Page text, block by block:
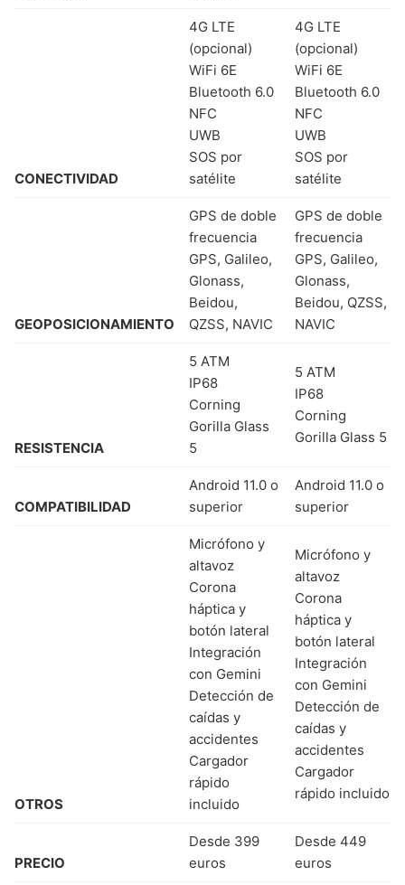
CONECTIVIDAD
4G LTE
(opcional)
WiFi 6E
Bluetooth 6.0
NFC
UWB
SOS por
satélite
4G LTE
(opcional)
WiFi 6E
Bluetooth 6.0
NFC
UWB
SOS por
satélite
GEOPOSICIONAMIENTO
GPS de doble
frecuencia
GPS, Galileo,
Glonass,
Beidou,
QZSS, NAVIC
GPS de doble
frecuencia
GPS, Galileo,
Glonass,
Beidou, QZSS,
NAVIC
RESISTENCIA
5 ATM
IP68
Corning
Gorilla Glass
5
5 ATM
IP68
Corning
Gorilla Glass 5
COMPATIBILIDAD
Android 11.0 o
superior
Android 11.0 o
superior
OTROS
Micrófono y
altavoz
Corona
háptica y
botón lateral
Integración
con Gemini
Detección de
caídas y
accidentes
Cargador
rápido
incluido
Micrófono y
altavoz
Corona
háptica y
botón lateral
Integración
con Gemini
Detección de
caídas y
accidentes
Cargador
rápido incluido
PRECIO
Desde 399
euros
Desde 449
euros